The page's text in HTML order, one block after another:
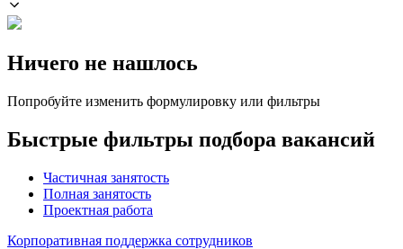
Ничего не нашлось
Попробуйте изменить формулировку или фильтры
Быстрые фильтры подбора вакансий
Частичная занятость
Полная занятость
Проектная работа
Корпоративная поддержка сотрудников